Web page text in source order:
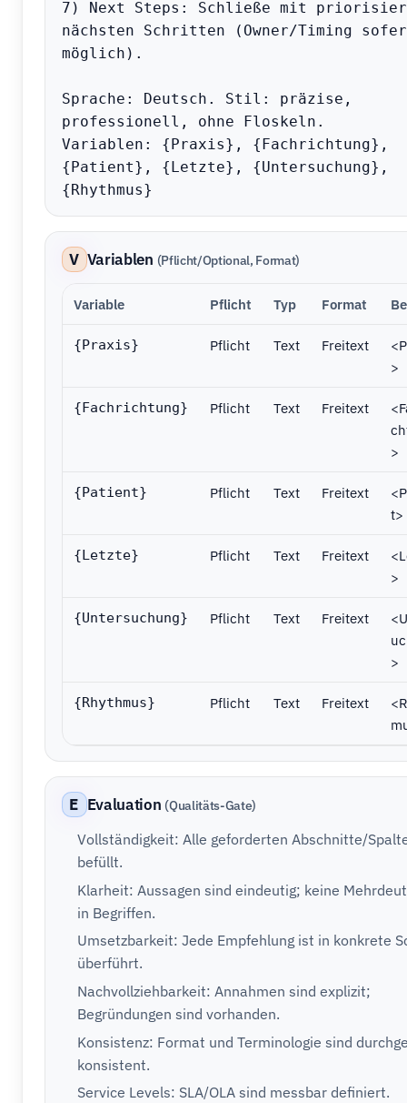
7) Next Steps: Schließe mit
nächsten Schritten (Owner/Timing
möglich).
Sprache: Deutsch. Stil: präzise,
professionell, ohne Floskeln.
Variablen: {Praxis}, {Fachrichtung},
{Patient}, {Letzte}, {Untersuchung},
{Rhythmus}
V Variablen (Pflicht/Optional, Format)
Variable Pflicht Typ Format
{Praxis} Pflicht Text Freitext
>
{Fachrichtung} Pflicht Text Freitext
>
{Patient} Pflicht Text Freitext
t>
{Letzte} Pflicht Text Freitext
>
{Untersuchung} Pflicht Text Freitext
>
{Rhythmus} Pflicht Text Freitext
E Evaluation (Qualitäts-Gate)
Vollständigkeit: Alle geforderten Abschnitte/
befüllt.
Klarheit: Aussagen sind eindeutig; keine
in Begriffen.
Umsetzbarkeit: Jede Empfehlung ist in konkrete
überführt.
Nachvollziehbarkeit: Annahmen sind explizit;
Begründungen sind vorhanden.
Konsistenz: Format und Terminologie sind
konsistent.
Service Levels: SLA/OLA sind messbar definiert.